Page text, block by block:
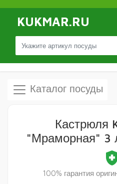
KUKMAR.RU
Каталог посуды
Кастрюля
"Мраморная" 3
100% гарантия